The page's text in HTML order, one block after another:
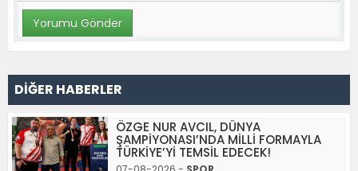
DİĞER HABERLER
ÖZGE NUR AVCIL, DÜNYA
ŞAMPİYONASI’NDA MİLLİ FORMAYLA
TÜRKİYE’Yİ TEMSİL EDECEK!